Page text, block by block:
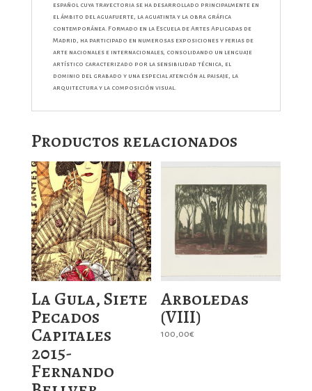
español cuya trayectoria se ha desarrollado principalmente en
el ámbito del aguafuerte, la aguatinta y la obra gráfica
contemporánea. Formado en la Escuela de Artes Aplicadas de
Madrid, ha participado en numerosas exposiciones y ferias de
arte nacionales e internacionales, consolidando un lenguaje
artístico caracterizado por la sensibilidad técnica, el
dominio del grabado y una especial atención al paisaje, la
arquitectura y la composición visual.
Productos relacionados
La Gula, Siete
Pecados
Capitales
2015-
Fernando
Arboledas
(VIII)
100,00€